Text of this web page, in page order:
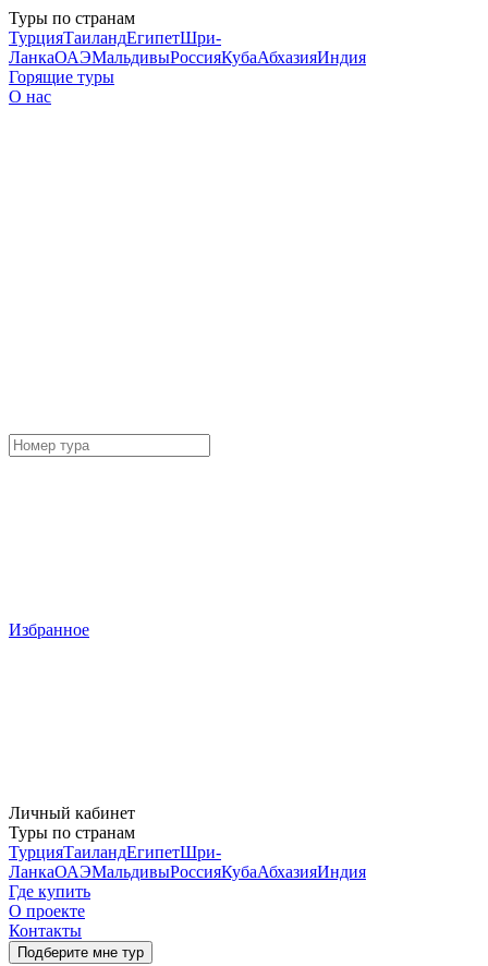
Туры по странам
ТурцияТаиландЕгипетШри-
ЛанкаОАЭМальдивыРоссияКубаАбхазияИндия
Горящие туры
О нас
Избранное
Личный кабинет
Туры по странам
ТурцияТаиландЕгипетШри-
ЛанкаОАЭМальдивыРоссияКубаАбхазияИндия
Где купить
О проекте
Контакты
Подберите мне тур